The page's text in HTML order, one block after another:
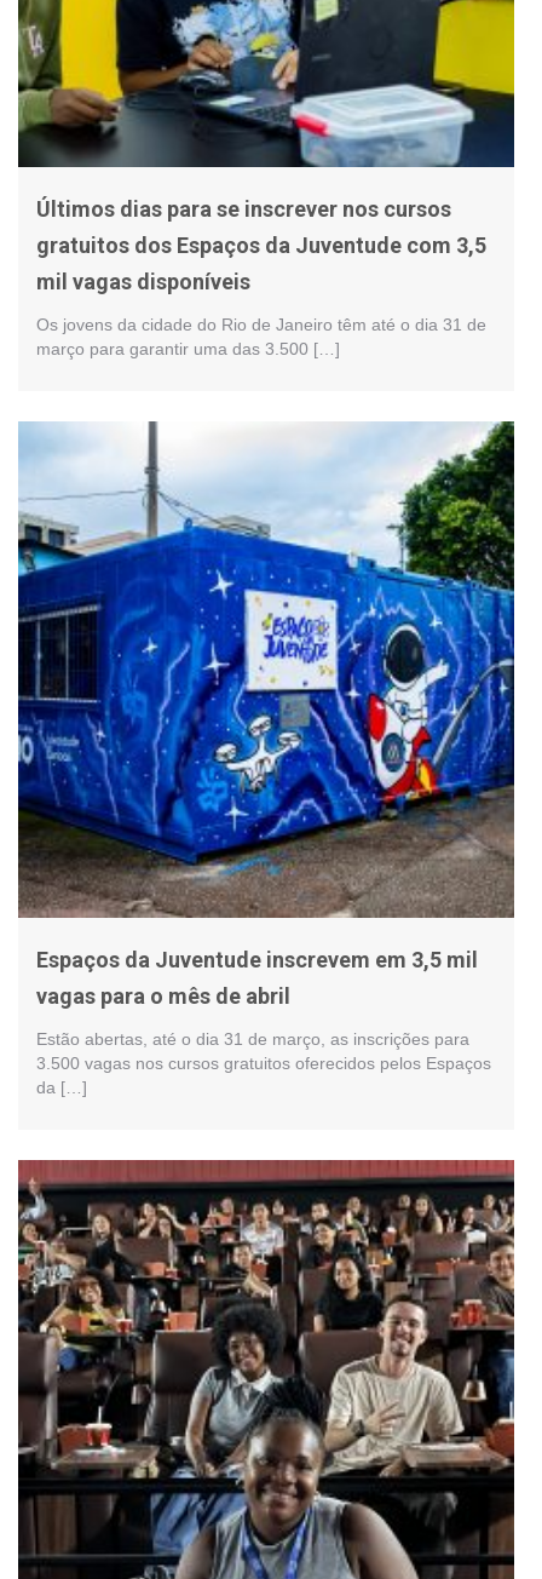
Últimos dias para se inscrever nos cursos
gratuitos dos Espaços da Juventude com 3,5
mil vagas disponíveis
Os jovens da cidade do Rio de Janeiro têm até o dia 31 de
março para garantir uma das 3.500 […]
Espaços da Juventude inscrevem em 3,5 mil
vagas para o mês de abril
Estão abertas, até o dia 31 de março, as inscrições para
3.500 vagas nos cursos gratuitos oferecidos pelos Espaços
da […]